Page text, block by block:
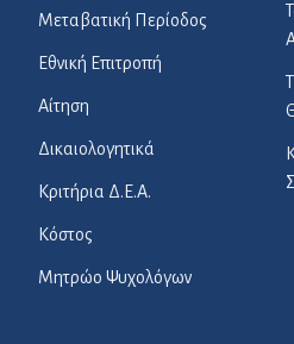
Μεταβατική Περίοδος
Εθνική Επιτροπή
Αίτηση
Δικαιολογητικά
Κριτήρια Δ.Ε.Α.
Κόστος
Μητρώο Ψυχολόγων